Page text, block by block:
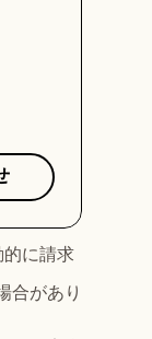
的に請求
合があり